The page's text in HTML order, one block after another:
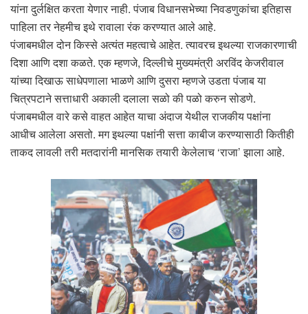
यांना दुर्लक्षित करता येणार नाही. पंजाब विधानसभेच्या निवडणुकांचा इतिहास
पाहिला तर नेहमीच इथे रावाला रंक करण्यात आले आहे.
पंजाबमधील दोन किस्से अत्यंत महत्वाचे आहेत. त्यावरच इथल्या राजकारणाची
दिशा आणि दशा कळते. एक म्हणजे, दिल्लीचे मुख्यमंत्री अरविंद केजरीवाल
यांच्या दिखाऊ साधेपणाला भाळणे आणि दुसरा म्हणजे उडता पंजाब या
चित्रपटाने सत्ताधारी अकाली दलाला सळो की पळो करुन सोडणे.
पंजाबमधील वारे कसे वाहत आहेत याचा अंदाज येथील राजकीय पक्षांना
आधीच आलेला असतो. मग इथल्या पक्षांनी सत्ता काबीज करण्यासाठी कितीही
ताकद लावली तरी मतदारांनी मानसिक तयारी केलेलाच ‘राजा’ झाला आहे.